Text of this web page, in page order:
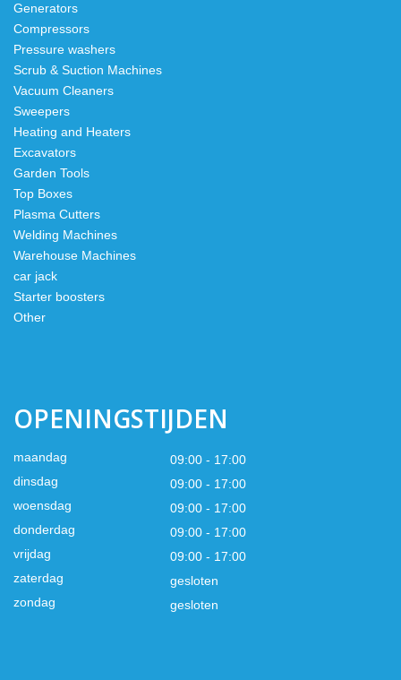
Generators
Compressors
Pressure washers
Scrub & Suction Machines
Vacuum Cleaners
Sweepers
Heating and Heaters
Excavators
Garden Tools
Top Boxes
Plasma Cutters
Welding Machines
Warehouse Machines
car jack
Starter boosters
Other
OPENINGSTIJDEN
maandag
09:00 - 17:00
dinsdag
09:00 - 17:00
woensdag
09:00 - 17:00
donderdag
09:00 - 17:00
vrijdag
09:00 - 17:00
zaterdag
gesloten
zondag
gesloten